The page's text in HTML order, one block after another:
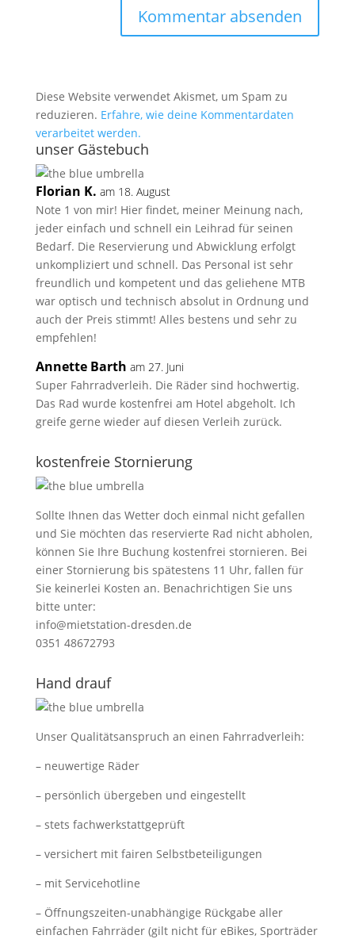
Diese Website verwendet Akismet, um Spam zu
reduzieren. Erfahre, wie deine Kommentardaten
verarbeitet werden.
unser Gästebuch
Florian K. am 18. August
Note 1 von mir! Hier findet, meiner Meinung nach,
jeder einfach und schnell ein Leihrad für seinen
Bedarf. Die Reservierung und Abwicklung erfolgt
unkompliziert und schnell. Das Personal ist sehr
freundlich und kompetent und das geliehene MTB
war optisch und technisch absolut in Ordnung und
auch der Preis stimmt! Alles bestens und sehr zu
empfehlen!
Annette Barth am 27. Juni
Super Fahrradverleih. Die Räder sind hochwertig.
Das Rad wurde kostenfrei am Hotel abgeholt. Ich
greife gerne wieder auf diesen Verleih zurück.
kostenfreie Stornierung
Sollte Ihnen das Wetter doch einmal nicht gefallen
und Sie möchten das reservierte Rad nicht abholen,
können Sie Ihre Buchung kostenfrei stornieren. Bei
einer Stornierung bis spätestens 11 Uhr, fallen für
Sie keinerlei Kosten an. Benachrichtigen Sie uns
bitte unter:
info@mietstation-dresden.de
0351 48672793
Hand drauf
Unser Qualitätsanspruch an einen Fahrradverleih:
– neuwertige Räder
– persönlich übergeben und eingestellt
– stets fachwerkstattgeprüft
– versichert mit fairen Selbstbeteiligungen
– mit Servicehotline
– Öffnungszeiten-unabhängige Rückgabe aller
einfachen Fahrräder (gilt nicht für eBikes, Sporträder